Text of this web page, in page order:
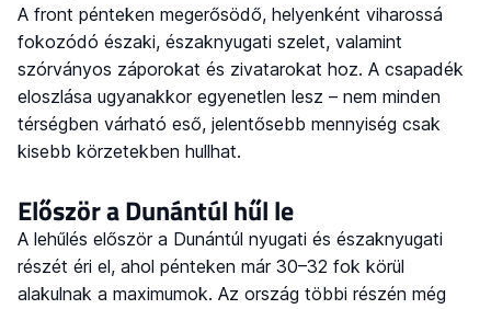
A front pénteken megerősödő, helyenként viharossá
fokozódó északi, északnyugati szelet, valamint
szórványos záporokat és zivatarokat hoz. A csapadék
eloszlása ugyanakkor egyenetlen lesz – nem minden
térségben várható eső, jelentősebb mennyiség csak
kisebb körzetekben hullhat.
Először a Dunántúl hűl le
A lehűlés először a Dunántúl nyugati és északnyugati
részét éri el, ahol pénteken már 30–32 fok körül
alakulnak a maximumok. Az ország többi részén még